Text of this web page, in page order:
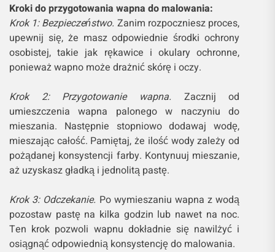
Kroki do przygotowania wapna do malowania:
Krok 1: Bezpieczeństwo. Zanim rozpoczniesz proces,
upewnij się, że masz odpowiednie środki ochrony
osobistej, takie jak rękawice i okulary ochronne,
ponieważ wapno może drażnić skórę i oczy.
Krok 2: Przygotowanie wapna. Zacznij od
umieszczenia wapna palonego w naczyniu do
mieszania. Następnie stopniowo dodawaj wodę,
mieszając całość. Pamiętaj, że ilość wody zależy od
pożądanej konsystencji farby. Kontynuuj mieszanie,
aż uzyskasz gładką i jednolitą pastę.
Krok 3: Odczekanie. Po wymieszaniu wapna z wodą
pozostaw pastę na kilka godzin lub nawet na noc.
Ten krok pozwoli wapnu dokładnie się nawilżyć i
osiągnąć odpowiednią konsystencję do malowania.